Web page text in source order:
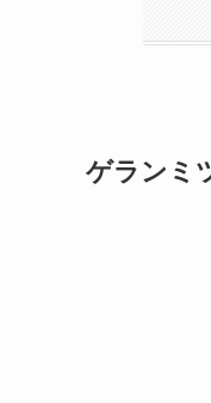
ゲランミ